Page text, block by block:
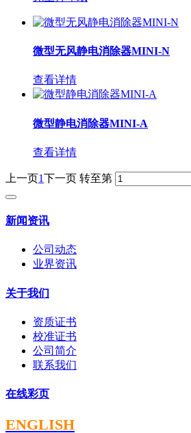
微型无风静电消除器MINI-N
查看详情
微型静电消除器MINI-A
查看详情
上一页1下一页 转至第
新闻资讯
公司动态
业界资讯
关于我们
资质证书
校准证书
公司简介
联系我们
在线彩页
ENGLISH